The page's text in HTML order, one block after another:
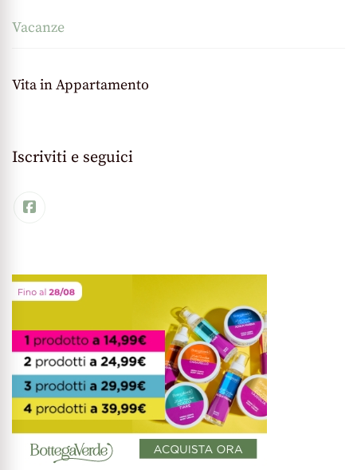
Vacanze
Vita in Appartamento
Iscriviti e seguici